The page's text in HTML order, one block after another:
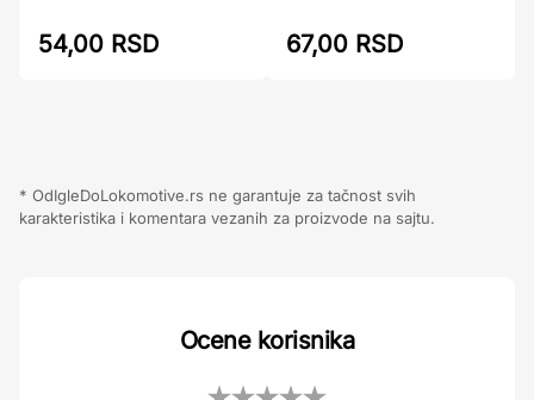
54,00 RSD 67,00 RSD
* OdIgleDoLokomotive.rs ne garantuje za tačnost svih
karakteristika i komentara vezanih za proizvode na sajtu.
Ocene korisnika